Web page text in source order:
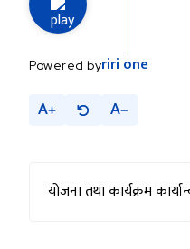
Powered byriri one
A A
योजना तथा कार्यक्रम